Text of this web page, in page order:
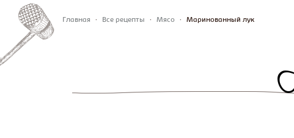
Главная • Все рецепты • Мясо • Маринованный лук